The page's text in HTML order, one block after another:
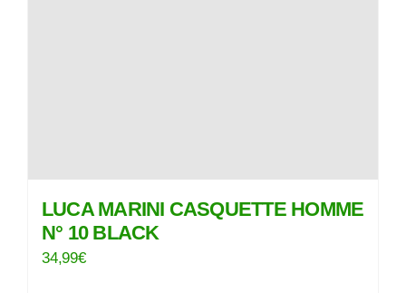
LUCA MARINI CASQUETTE HOMME
N° 10 BLACK
34,99€